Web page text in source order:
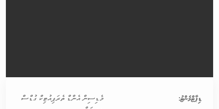
ޑިޕާޓްމެންޓު:
މެޑިސިން އެންޑް ތެރަޕިއުޓިކް ގުޑްސް